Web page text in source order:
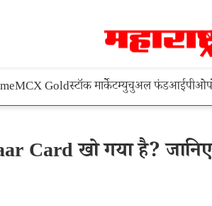
MCX Goldस्टॉक मार्केटम्युचुअल फंडआईपीओ
Card खो गया है?